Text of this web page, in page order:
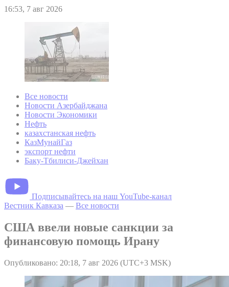
16:53, 7 авг 2026
Все новости
Новости Азербайджана
Новости Экономики
Нефть
казахстанская нефть
КазМунайГаз
экспорт нефти
Баку-Тбилиси-Джейхан
Подписывайтесь на наш YouTube-канал
Вестник Кавказа — Все новости
США ввели новые санкции за
финансовую помощь Ирану
Опубликовано: 20:18, 7 авг 2026 (UTC+3 MSK)